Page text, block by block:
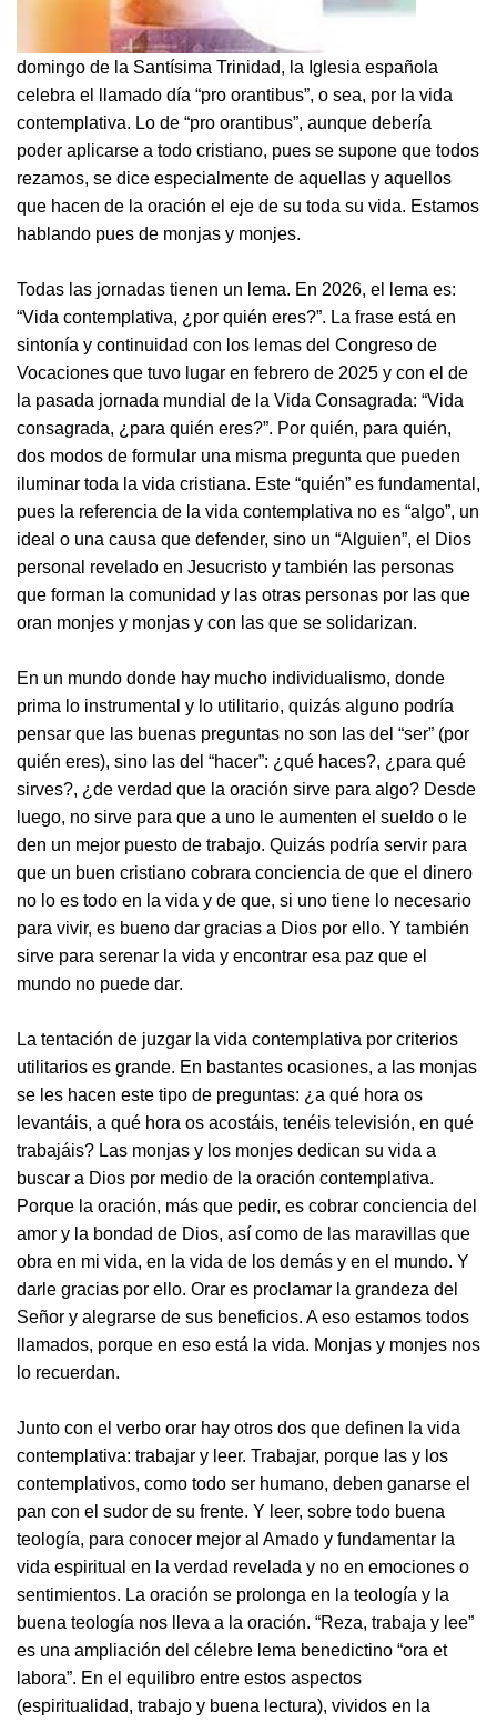
domingo de la Santísima Trinidad, la Iglesia española
celebra el llamado día “pro orantibus”, o sea, por la vida
contemplativa. Lo de “pro orantibus”, aunque debería
poder aplicarse a todo cristiano, pues se supone que todos
rezamos, se dice especialmente de aquellas y aquellos
que hacen de la oración el eje de su toda su vida. Estamos
hablando pues de monjas y monjes.
Todas las jornadas tienen un lema. En 2026, el lema es:
“Vida contemplativa, ¿por quién eres?”. La frase está en
sintonía y continuidad con los lemas del Congreso de
Vocaciones que tuvo lugar en febrero de 2025 y con el de
la pasada jornada mundial de la Vida Consagrada: “Vida
consagrada, ¿para quién eres?”. Por quién, para quién,
dos modos de formular una misma pregunta que pueden
iluminar toda la vida cristiana. Este “quién” es fundamental,
pues la referencia de la vida contemplativa no es “algo”, un
ideal o una causa que defender, sino un “Alguien”, el Dios
personal revelado en Jesucristo y también las personas
que forman la comunidad y las otras personas por las que
oran monjes y monjas y con las que se solidarizan.
En un mundo donde hay mucho individualismo, donde
prima lo instrumental y lo utilitario, quizás alguno podría
pensar que las buenas preguntas no son las del “ser” (por
quién eres), sino las del “hacer”: ¿qué haces?, ¿para qué
sirves?, ¿de verdad que la oración sirve para algo? Desde
luego, no sirve para que a uno le aumenten el sueldo o le
den un mejor puesto de trabajo. Quizás podría servir para
que un buen cristiano cobrara conciencia de que el dinero
no lo es todo en la vida y de que, si uno tiene lo necesario
para vivir, es bueno dar gracias a Dios por ello. Y también
sirve para serenar la vida y encontrar esa paz que el
mundo no puede dar.
La tentación de juzgar la vida contemplativa por criterios
utilitarios es grande. En bastantes ocasiones, a las monjas
se les hacen este tipo de preguntas: ¿a qué hora os
levantáis, a qué hora os acostáis, tenéis televisión, en qué
trabajáis? Las monjas y los monjes dedican su vida a
buscar a Dios por medio de la oración contemplativa.
Porque la oración, más que pedir, es cobrar conciencia del
amor y la bondad de Dios, así como de las maravillas que
obra en mi vida, en la vida de los demás y en el mundo. Y
darle gracias por ello. Orar es proclamar la grandeza del
Señor y alegrarse de sus beneficios. A eso estamos todos
llamados, porque en eso está la vida. Monjas y monjes nos
lo recuerdan.
Junto con el verbo orar hay otros dos que definen la vida
contemplativa: trabajar y leer. Trabajar, porque las y los
contemplativos, como todo ser humano, deben ganarse el
pan con el sudor de su frente. Y leer, sobre todo buena
teología, para conocer mejor al Amado y fundamentar la
vida espiritual en la verdad revelada y no en emociones o
sentimientos. La oración se prolonga en la teología y la
buena teología nos lleva a la oración. “Reza, trabaja y lee”
es una ampliación del célebre lema benedictino “ora et
labora”. En el equilibro entre estos aspectos
(espiritualidad, trabajo y buena lectura), vividos en la